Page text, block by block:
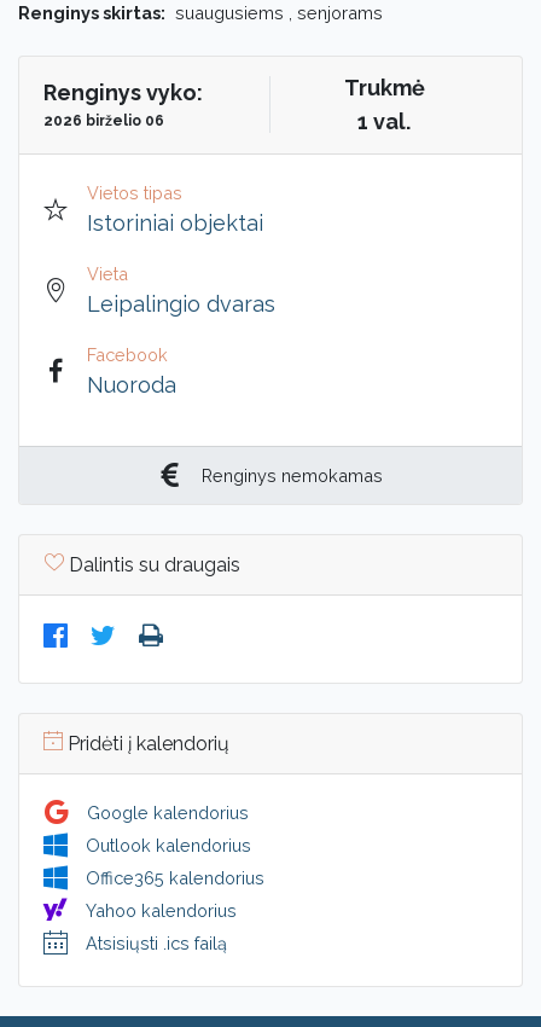
Renginys skirtas: suaugusiems , senjorams
Renginys vyko:
2026 birželio 06
Trukmė
1 val.
Vietos tipas
Istoriniai objektai
Vieta
Leipalingio dvaras
Facebook
Nuoroda
Renginys nemokamas
Dalintis su draugais
Pridėti į kalendorių
Google kalendorius
Outlook kalendorius
Office365 kalendorius
Yahoo kalendorius
Atsisiųsti .ics failą